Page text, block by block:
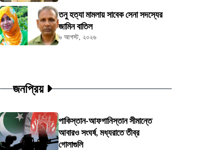
তনু হত্যা মামলায় সাবেক সেনা সদস্যের
জামিন বাতিল
৬ আগস্ট, ২০২৬
জনপ্রিয়
পাকিস্তান-আফগানিস্তান সীমান্তে
আবারও সংঘর্ষ, মধ্যরাতে তীব্র
গোলাগুলি